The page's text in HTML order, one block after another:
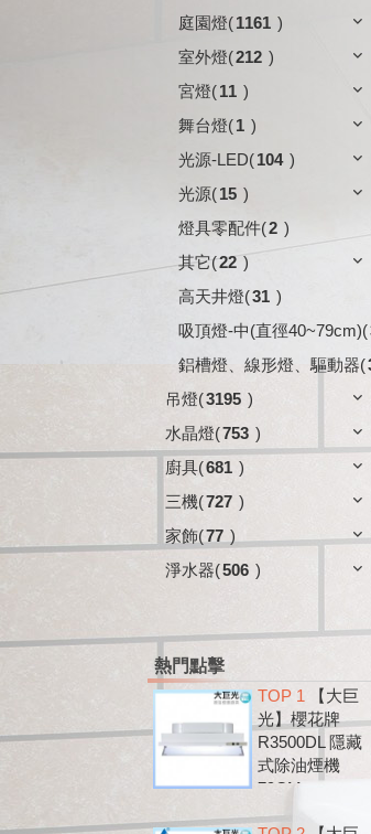
庭園燈(1161 )
室外燈(212 )
宮燈(11 )
舞台燈(1 )
光源-LED(104 )
光源(15 )
燈具零配件(2 )
其它(22 )
高天井燈(31 )
吸頂燈-中(直徑40~79cm)(
鋁槽燈、線形燈、驅動器(
吊燈(3195 )
水晶燈(753 )
廚具(681 )
三機(727 )
家飾(77 )
淨水器(506 )
熱門點擊
TOP 1
【大巨
光】櫻花牌
R3500DL 隱藏
式除油煙機
79CM